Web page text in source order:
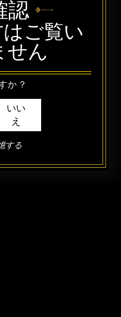
認
はご覧い
せん
か？
いい
え
する